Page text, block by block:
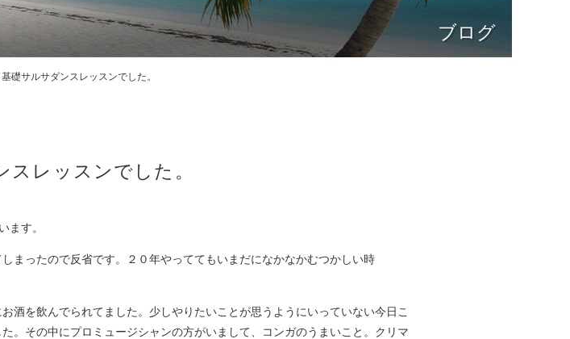
ブログ
礎サルサダンスレッスンでした。
レッスンでした。
ます。
まったので反省です。２０年やっててもいまだになかなかむつかしい時
酒を飲んでられてました。少しやりたいことが思うようにいっていない今日こ
。その中にプロミュージシャンの方がいまして、コンガのうまいこと。クリマ